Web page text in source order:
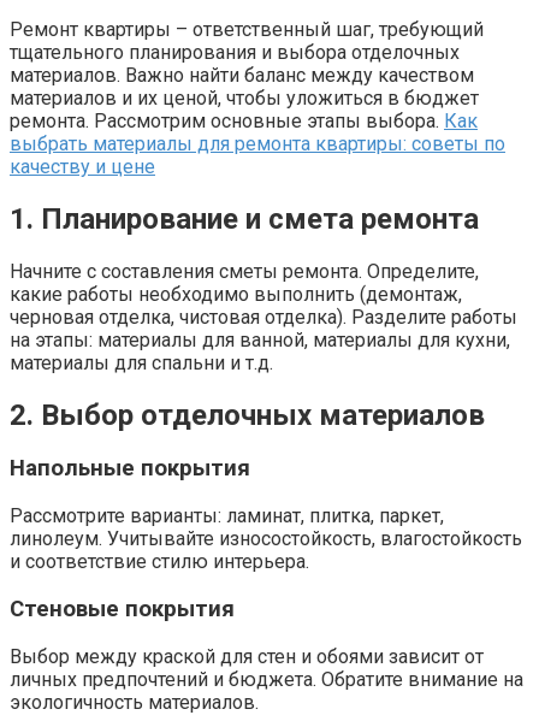
Ремонт квартиры – ответственный шаг, требующий
тщательного планирования и выбора отделочных
материалов. Важно найти баланс между качеством
материалов и их ценой, чтобы уложиться в бюджет
ремонта. Рассмотрим основные этапы выбора. Как
выбрать материалы для ремонта квартиры: советы по
качеству и цене
1. Планирование и смета ремонта
Начните с составления сметы ремонта. Определите,
какие работы необходимо выполнить (демонтаж,
черновая отделка, чистовая отделка). Разделите работы
на этапы: материалы для ванной, материалы для кухни,
материалы для спальни и т.д.
2. Выбор отделочных материалов
Напольные покрытия
Рассмотрите варианты: ламинат, плитка, паркет,
линолеум. Учитывайте износостойкость, влагостойкость
и соответствие стилю интерьера.
Стеновые покрытия
Выбор между краской для стен и обоями зависит от
личных предпочтений и бюджета. Обратите внимание на
экологичность материалов.